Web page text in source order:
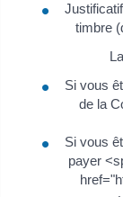
timbre
Si vous
de la
Si vous
payer